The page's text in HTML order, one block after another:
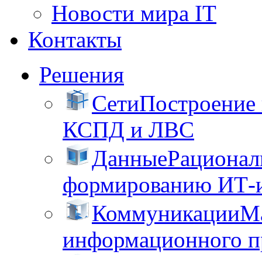
Новости мира IT
Контакты
Решения
Сети
КСПД и ЛВС
Данные
формированию ИТ-
Коммуникации
информационного